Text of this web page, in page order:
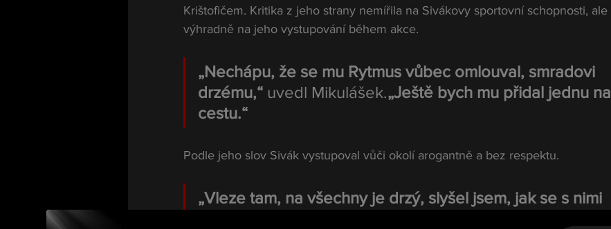
Krištofičem. Kritika z jeho strany nemířila na Sivákovy sportovní schopnosti, ale
výhradně na jeho vystupování během akce.
„Nechápu, že se mu Rytmus vůbec omlouval, smradovi
drzému,“ uvedl Mikulášek.„Ještě bych mu přidal jednu na
cestu.“
Podle jeho slov Sivák vystupoval vůči okolí arogantně a bez respektu.
„Vleze tam, na všechny je drzý, slyšel jsem, jak se s nimi